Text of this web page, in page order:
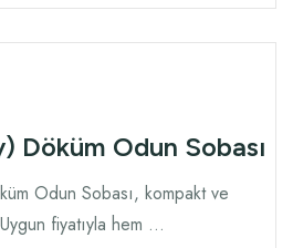
Döküm Odun Sobası
Odun Sobası, kompakt ve
fiyatıyla hem …